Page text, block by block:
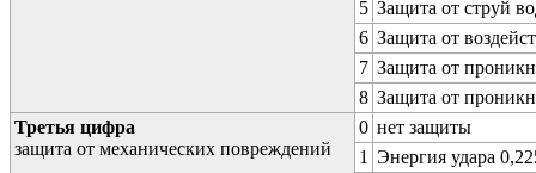
5 Защита от струй
6 Защита от
7 Защита от
8 Защита от
Третья цифра
защита от механических повреждений
0 нет защиты
1 Энергия удара